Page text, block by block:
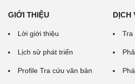
GIỚI THIỆU
Lời giới thiệu
Lịch sử phát triển
Profile Tra cứu văn bản
DỊCH
Tra